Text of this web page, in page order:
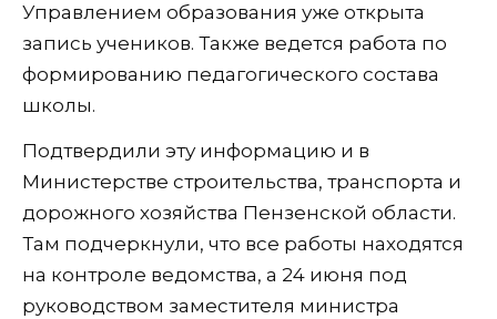
Управлением образования уже открыта
запись учеников. Также ведется работа по
формированию педагогического состава
школы.
Подтвердили эту информацию и в
Министерстве строительства, транспорта и
дорожного хозяйства Пензенской области.
Там подчеркнули, что все работы находятся
на контроле ведомства, а 24 июня под
руководством заместителя министра